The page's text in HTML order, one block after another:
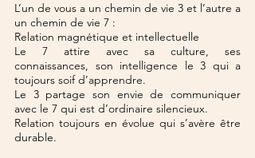
L’un de vous a un chemin de vie 3 et l’autre a
un chemin de vie 7 :
Relation magnétique et intellectuelle
Le 7 attire avec sa culture, ses
connaissances, son intelligence le 3 qui a
toujours soif d’apprendre.
Le 3 partage son envie de communiquer
avec le 7 qui est d’ordinaire silencieux.
Relation toujours en évolue qui s’avère être
durable.